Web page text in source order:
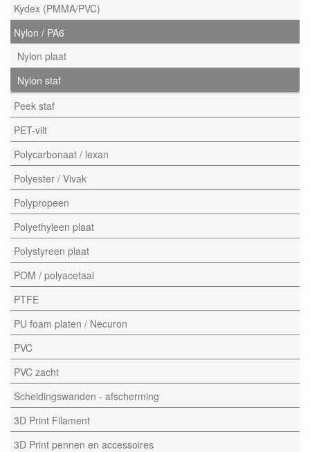
Kydex (PMMA/PVC)
Nylon / PA6
Nylon plaat
Nylon staf
Peek staf
PET-vilt
Polycarbonaat / lexan
Polyester / Vivak
Polypropeen
Polyethyleen plaat
Polystyreen plaat
POM / polyacetaal
PTFE
PU foam platen / Necuron
PVC
PVC zacht
Scheidingswanden - afscherming
3D Print Filament
3D Print pennen en accessoires